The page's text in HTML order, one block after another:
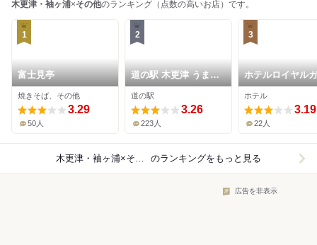
木更津・袖ヶ浦×その他のランキング（点数の高いお店）です。
1
富士見亭
焼きそば、その他
3.29
50人
2
道の駅 木更津 うまく
たの里
道の駅
3.26
223人
3
ホテルロイヤル
ン木更津
ホテル
3.19
22人
木更津・袖ヶ浦×その他 のランキングをもっと見る
広告を非表示